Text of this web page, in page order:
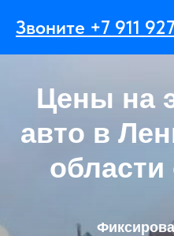
Звоните +7 911
Цены на
авто в
области